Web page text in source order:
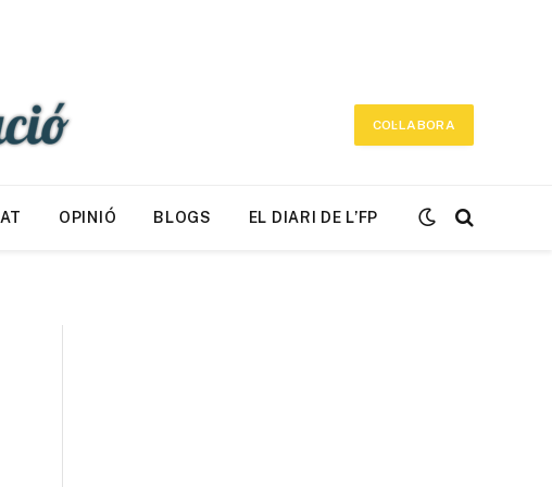
COL·LABORA
OPINIÓ BLOGS EL DIARI DE L’FP